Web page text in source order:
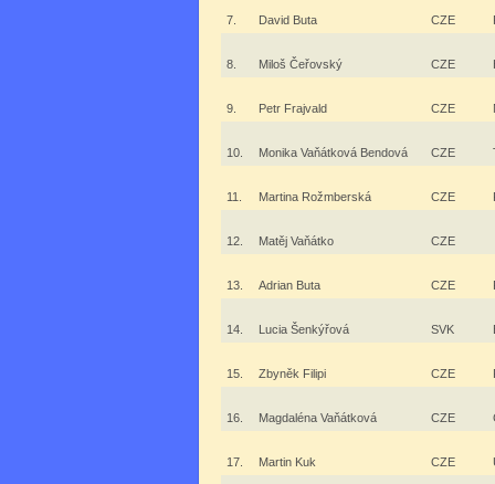
7. David Buta CZE
8. Miloš Čeřovský CZE
9. Petr Frajvald CZE
10. Monika Vaňátková Bendová CZE
11. Martina Rožmberská CZE
12. Matěj Vaňátko CZE
13. Adrian Buta CZE
14. Lucia Šenkýřová SVK
15. Zbyněk Filipi CZE
16. Magdaléna Vaňátková CZE
17. Martin Kuk CZE